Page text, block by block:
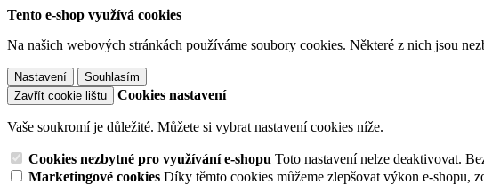
Tento e-shop využívá cookies
Na našich webových stránkách používáme soubory cookies. Některé z nich jsou
Nastavení
Souhlasím
Zavřít cookie lištu
Cookies nastavení
Vaše soukromí je důležité. Můžete si vybrat nastavení cookies níže.
Cookies nezbytné pro využívání e-shopu Toto nastavení nelze deaktivovat.
Marketingové cookies Díky těmto cookies můžeme zlepšovat výkon e-shopu,